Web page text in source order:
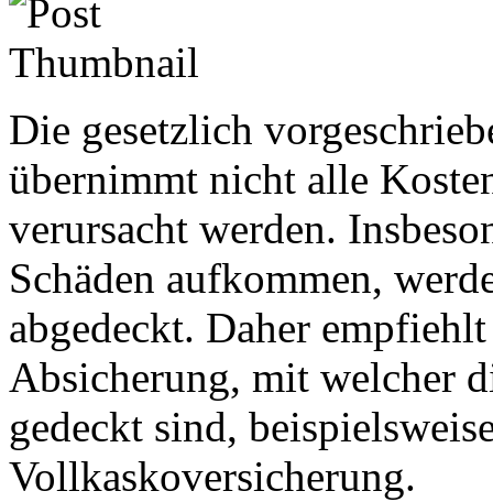
Die gesetzlich
übernimmt nicht alle
verursacht werden.
Schäden aufkommen,
abgedeckt. Daher
Absicherung, mit welcher
gedeckt sind,
Vollkaskoversicherung.